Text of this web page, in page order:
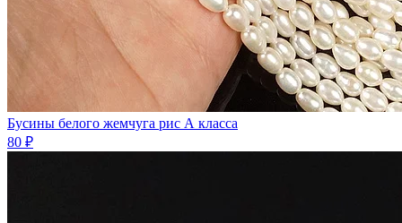
Бусины белого жемчуга рис А класса
80 ₽